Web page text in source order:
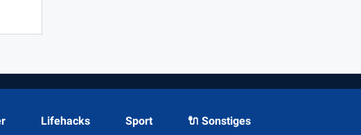
Lifehacks Sport 🔌 Sonstiges